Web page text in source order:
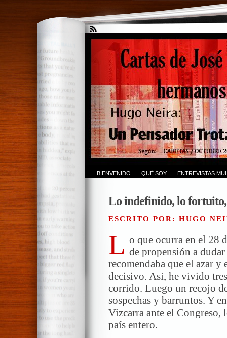
BIENVENIDO QUÉ SOY ENTREVISTAS
Lo indefinido, lo fortuito,
ESCRITO POR: HUGO
L o que ocurra en el 28
de propensión a
recomendaba que el azar
decisivo. Así, he vivido
corrido. Luego un recojo
sospechas y barruntos. Y
Vizcarra ante el Congreso,
país entero.